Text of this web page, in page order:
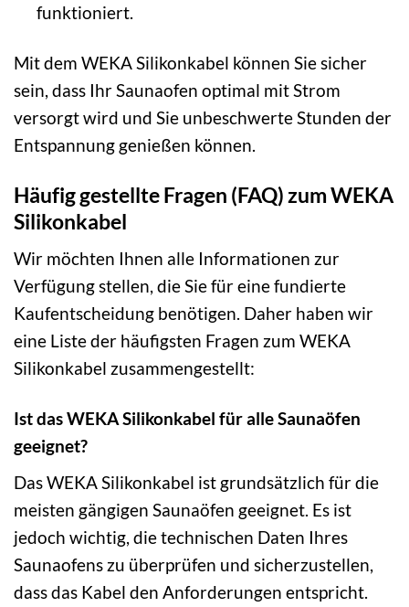
funktioniert.
Mit dem WEKA Silikonkabel können Sie sicher
sein, dass Ihr Saunaofen optimal mit Strom
versorgt wird und Sie unbeschwerte Stunden der
Entspannung genießen können.
Häufig gestellte Fragen (FAQ) zum WEKA
Silikonkabel
Wir möchten Ihnen alle Informationen zur
Verfügung stellen, die Sie für eine fundierte
Kaufentscheidung benötigen. Daher haben wir
eine Liste der häufigsten Fragen zum WEKA
Silikonkabel zusammengestellt:
Ist das WEKA Silikonkabel für alle Saunaöfen
geeignet?
Das WEKA Silikonkabel ist grundsätzlich für die
meisten gängigen Saunaöfen geeignet. Es ist
jedoch wichtig, die technischen Daten Ihres
Saunaofens zu überprüfen und sicherzustellen,
dass das Kabel den Anforderungen entspricht.